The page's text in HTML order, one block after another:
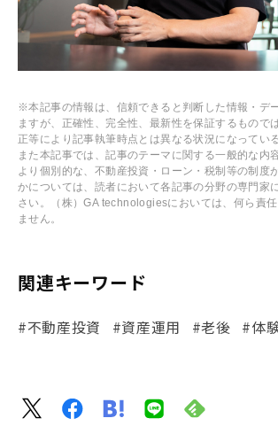
※本記事の情報は、信頼できると判断した情報・デ
ますが、正確性、完全性、最新性を保証するもので
正等により記事執筆時点とは異なる状況になってい
また本記事では、記事のテーマに関する一般的な内
より個別的な、不動産投資・ローン・税制等の制度
かについては、読者において各記事の分野の専門家
さい。（株）GA technologiesにおいては、何ら責
ません。
関連キーワード
#不動産投資 #資産運用 #老後 #体